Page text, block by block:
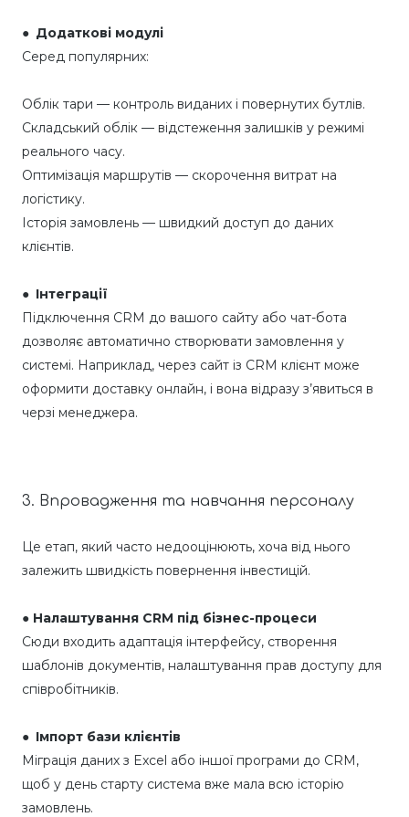
● Додаткові модулі
Серед популярних:
Облік тари — контроль виданих і повернутих бутлів.
Складський облік — відстеження залишків у режимі
реального часу.
Оптимізація маршрутів — скорочення витрат на
логістику.
Історія замовлень — швидкий доступ до даних
клієнтів.
● Інтеграції
Підключення CRM до вашого сайту або чат-бота
дозволяє автоматично створювати замовлення у
системі. Наприклад, через сайт із CRM клієнт може
оформити доставку онлайн, і вона відразу з’явиться в
черзі менеджера.
3. Впровадження та навчання персоналу
Це етап, який часто недооцінюють, хоча від нього
залежить швидкість повернення інвестицій.
● Налаштування CRM під бізнес-процеси
Сюди входить адаптація інтерфейсу, створення
шаблонів документів, налаштування прав доступу для
співробітників.
● Імпорт бази клієнтів
Міграція даних з Excel або іншої програми до CRM,
щоб у день старту система вже мала всю історію
замовлень.